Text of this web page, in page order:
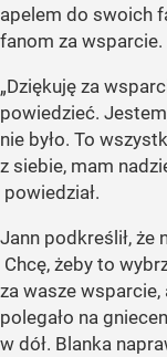
apelem do swoich
fanom za wsparcie.
„Dziękuję za
powiedzieć.
nie było. To
z siebie, mam
powiedział.
Jann podkreślił, że
Chcę, żeby to
za wasze wsparcie,
polegało na
w dół. Blanka